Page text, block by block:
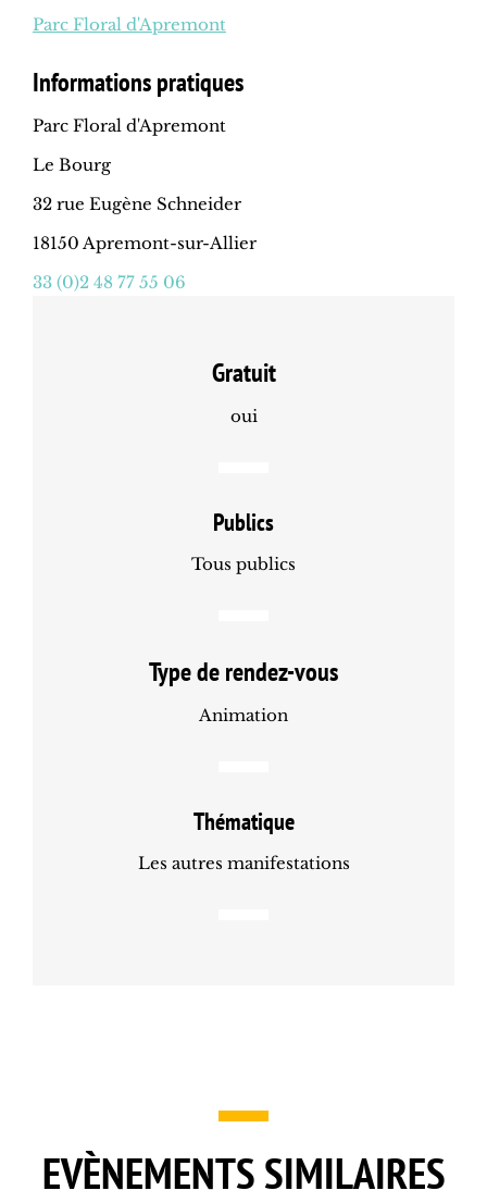
Parc Floral d'Apremont
Informations pratiques
Parc Floral d'Apremont
Le Bourg
32 rue Eugène Schneider
18150 Apremont-sur-Allier
33 (0)2 48 77 55 06
Gratuit
oui
Publics
Tous publics
Type de rendez-vous
Animation
Thématique
Les autres manifestations
EVÈNEMENTS SIMILAIRES